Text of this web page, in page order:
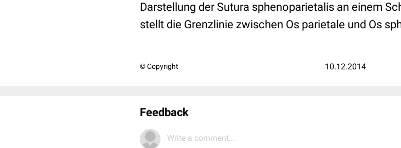
Darstellung der Sutura sphenoparietalis an einem
stellt die Grenzlinie zwischen Os parietale und Os
© Copyright 10.12.2014
Feedback
Write a comment...